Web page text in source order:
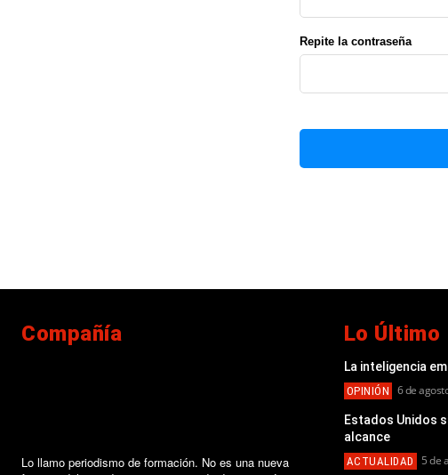
Repite la contraseña
Compañía
Lo llamo periodismo de formación. No es una nueva
Lo Último
La inteligencia
OPINIÓN 6 de
Estados Unidos
alcance
ACTUALIDAD 5 de